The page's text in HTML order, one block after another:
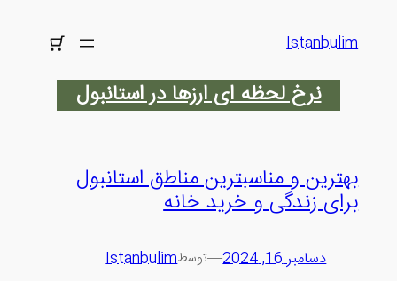
Istanbulim
نرخ لحظه ای ارزها در استانبول
بهترین و مناسبترین مناطق استانبول
برای زندگی و خرید خانه
دسامبر 16, 2024 —توسطIstanbulim